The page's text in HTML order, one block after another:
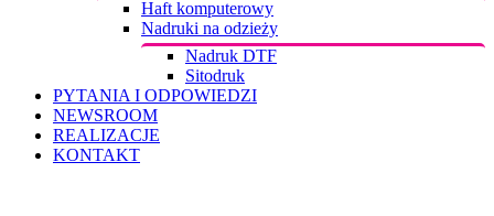
Haft komputerowy
Nadruki na odzieży
Nadruk DTF
Sitodruk
PYTANIA I ODPOWIEDZI
NEWSROOM
REALIZACJE
KONTAKT